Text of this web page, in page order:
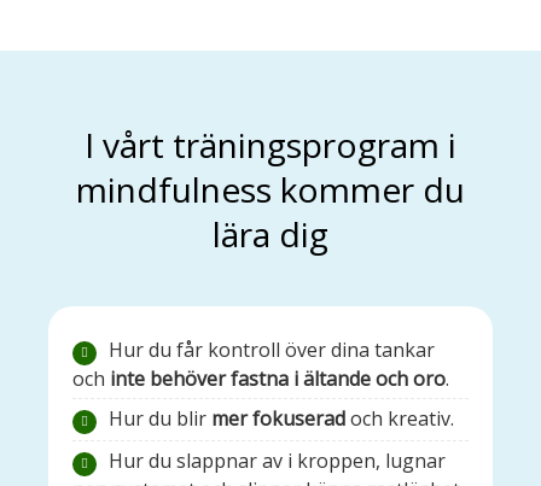
I vårt träningsprogram i
mindfulness kommer du
lära dig
Hur du får kontroll över dina tankar
och inte behöver fastna i ältande och oro.
Hur du blir mer fokuseradoch kreativ.
Hur du slappnar av i kroppen, lugnar